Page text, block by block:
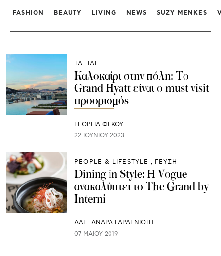
FASHION BEAUTY LIVING NEWS SUZY MENKES
ΤΑΞΙΔΙ
Καλοκαίρι στην πόλη: Το
Grand Hyatt είναι ο must visit
προορισμός
ΓΕΩΡΓΙΑ ΦΕΚΟΥ
22 ΙΟΥΝΊΟΥ 2023
PEOPLE & LIFESTYLE ΓΕΥΣΗ
Dining in Style: Η Vogue
ανακαλύπτει το The Grand by
Interni
ΑΛΕΞΑΝΔΡΑ ΓΑΡΔΕΝΙΩΤΗ
07 ΜΑΪ́ΟΥ 2019